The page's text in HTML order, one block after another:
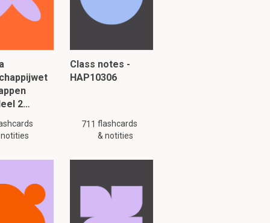
10/2019
2…
Class notes -
HAP10306
711 flashcards
& notities